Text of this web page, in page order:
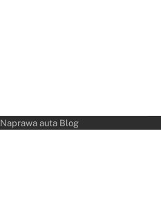
Naprawa auta Blog